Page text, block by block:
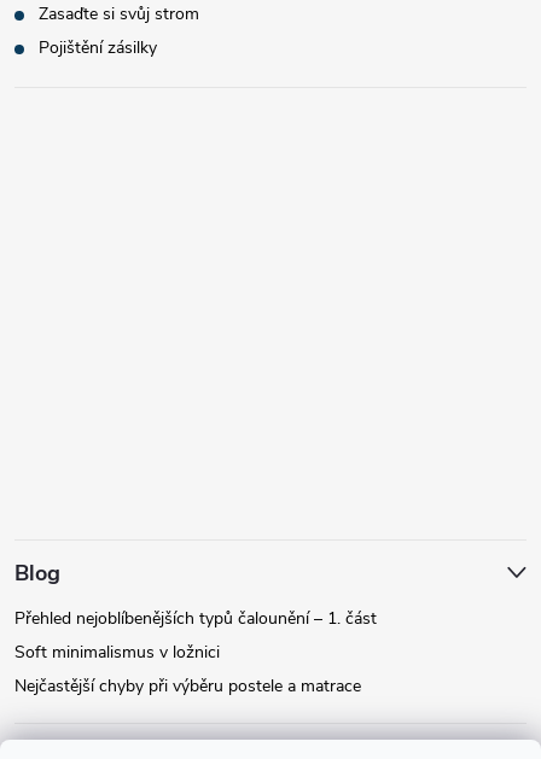
Zasaďte si svůj strom
Pojištění zásilky
Blog
Přehled nejoblíbenějších typů čalounění – 1. část
Soft minimalismus v ložnici
Nejčastější chyby při výběru postele a matrace